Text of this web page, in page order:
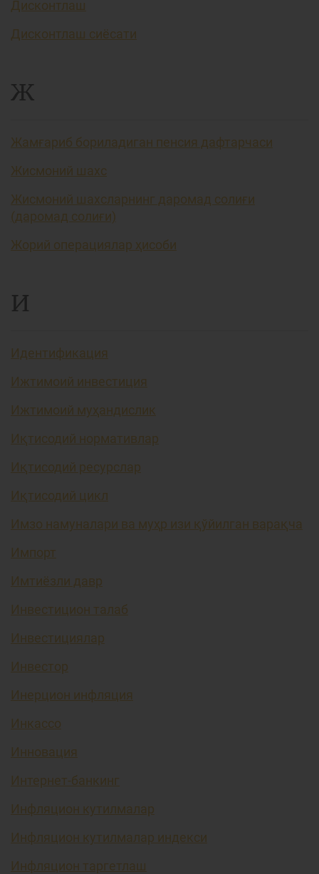
Дисконтлаш
Дисконтлаш сиёсати
Ж
Жамғариб бориладиган пенсия дафтарчаси
Жисмоний шахс
Жисмоний шахсларнинг даромад солиғи
(даромад солиғи)
Жорий операциялар ҳисоби
И
Идентификация
Ижтимоий инвестиция
Ижтимоий муҳандислик
Иқтисодий нормативлар
Иқтисодий ресурслар
Иқтисодий цикл
Имзо намуналари ва муҳр изи қўйилган варақча
Импорт
Имтиёзли давр
Инвестицион талаб
Инвестициялар
Инвестор
Инерцион инфляция
Инкассо
Инновация
Интернет-банкинг
Инфляцион кутилмалар
Инфляцион кутилмалар индекси
Инфляцион таргетлаш